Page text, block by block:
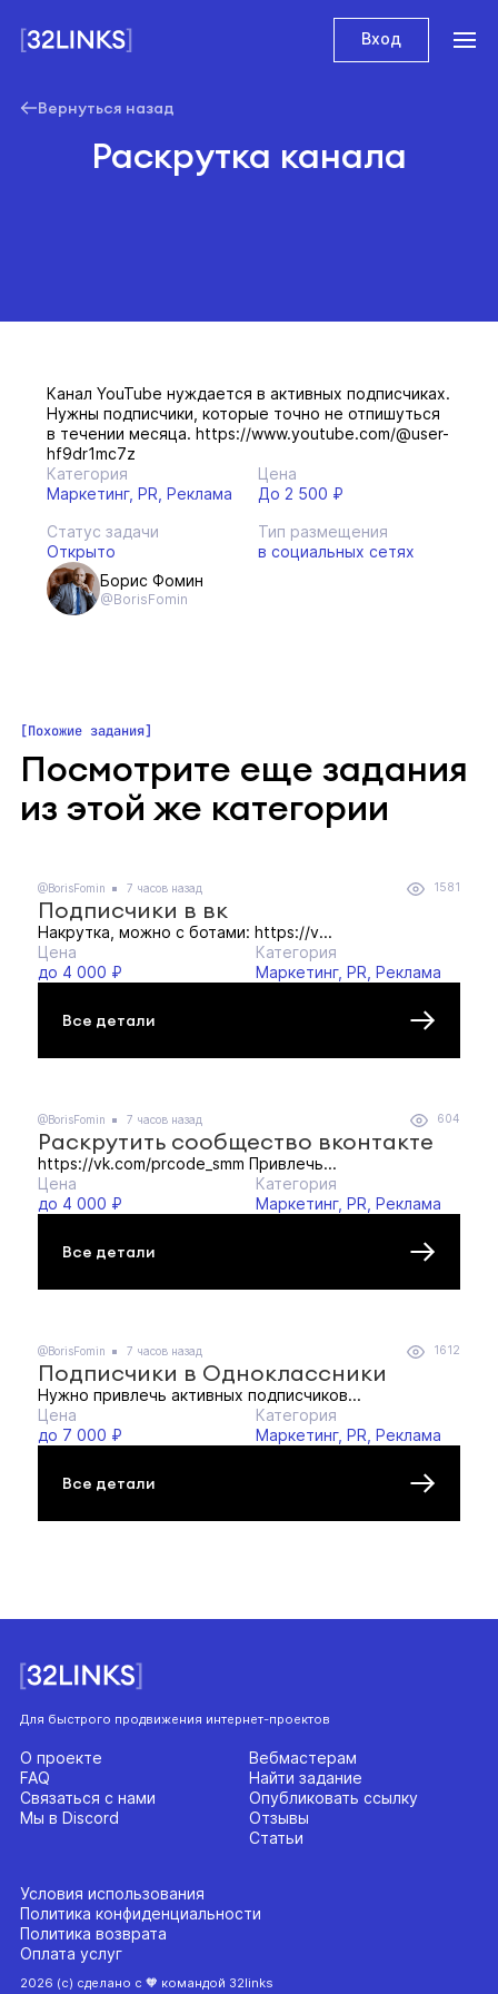
Вход
Вернуться назад
Раскрутка канала
Канал YouTube нуждается в активных подписчиках.
Нужны подписчики, которые точно не отпишуться
в течении месяца. https://www.youtube.com/@user-
hf9dr1mc7z
Категория
Маркетинг, PR, Реклама
Цена
До 2 500 ₽
Статус задачи
Открыто
Тип размещения
в социальных сетях
Борис Фомин
@BorisFomin
Похожие задания
Посмотрите еще задания
из этой же категории
@BorisFomin 7 часов назад 1581
Подписчики в вк
Накрутка, можно с ботами: https://v...
Цена
до 4 000 ₽
Категория
Маркетинг, PR, Реклама
Все детали
@BorisFomin 7 часов назад 604
Раскрутить сообщество вконтакте
https://vk.com/prcode_smm Привлечь...
Цена
до 4 000 ₽
Категория
Маркетинг, PR, Реклама
Все детали
@BorisFomin 7 часов назад 1612
Подписчики в Одноклассники
Нужно привлечь активных подписчиков...
Цена
до 7 000 ₽
Категория
Маркетинг, PR, Реклама
Все детали
Для быстрого продвижения интернет-проектов
Вебмастерам
Найти задание
Опубликовать ссылку
Отзывы
Статьи
О проекте
FAQ
Связаться с нами
Мы в Discord
Условия использования
Политика конфиденциальности
Политика возврата
Оплата услуг
2026 (с) сделано с 🧡 командой 32links